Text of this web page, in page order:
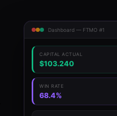
Dashboard — FTMO #1
CAPITAL ACTUAL
$103.240
WIN RATE
68.4%